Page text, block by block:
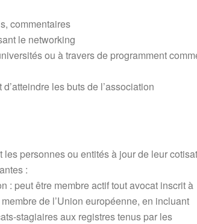
commentaires
le networking
ou à travers de programment
les buts de l’association
les personnes ou entités à jour de leur
:
: peut être membre actif tout avocat inscrit à
de l’Union européenne, en incluant
stagiaires aux registres tenus par les